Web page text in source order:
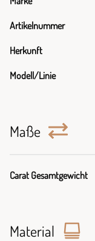
Artikelnummer
Herkunft
Modell/Linie
Maße
Carat Gesamtgewicht
Material